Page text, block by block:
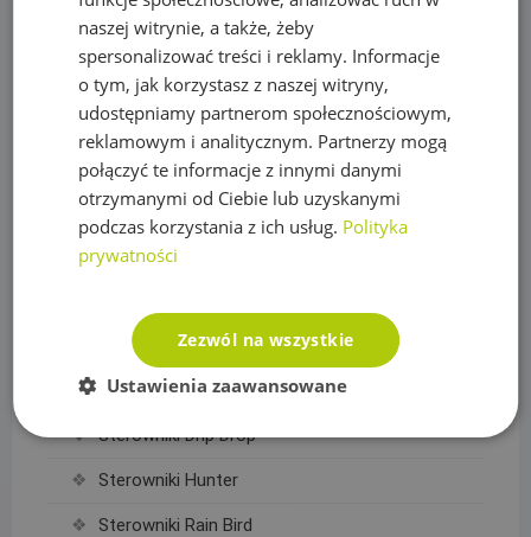
Siatki na krety, Akcesoria
Akcesoria do siatek
Siatka na krety
Sterowanie nawadnianiem
Czujniki, wyłączniki nawadniania
Elektrozawory
Przewody sterownicze
Sterowniki Nawadniania
Sterowniki Drip Drop
Sterowniki Hunter
Sterowniki Rain Bird
naszej witrynie, a także, żeby
spersonalizować treści i reklamy. Informacje
o tym, jak korzystasz z naszej witryny,
udostępniamy partnerom społecznościowym,
reklamowym i analitycznym. Partnerzy mogą
połączyć te informacje z innymi danymi
otrzymanymi od Ciebie lub uzyskanymi
podczas korzystania z ich usług. Polityka
prywatności
Zezwól na wszystkie
Ustawienia zaawansowane